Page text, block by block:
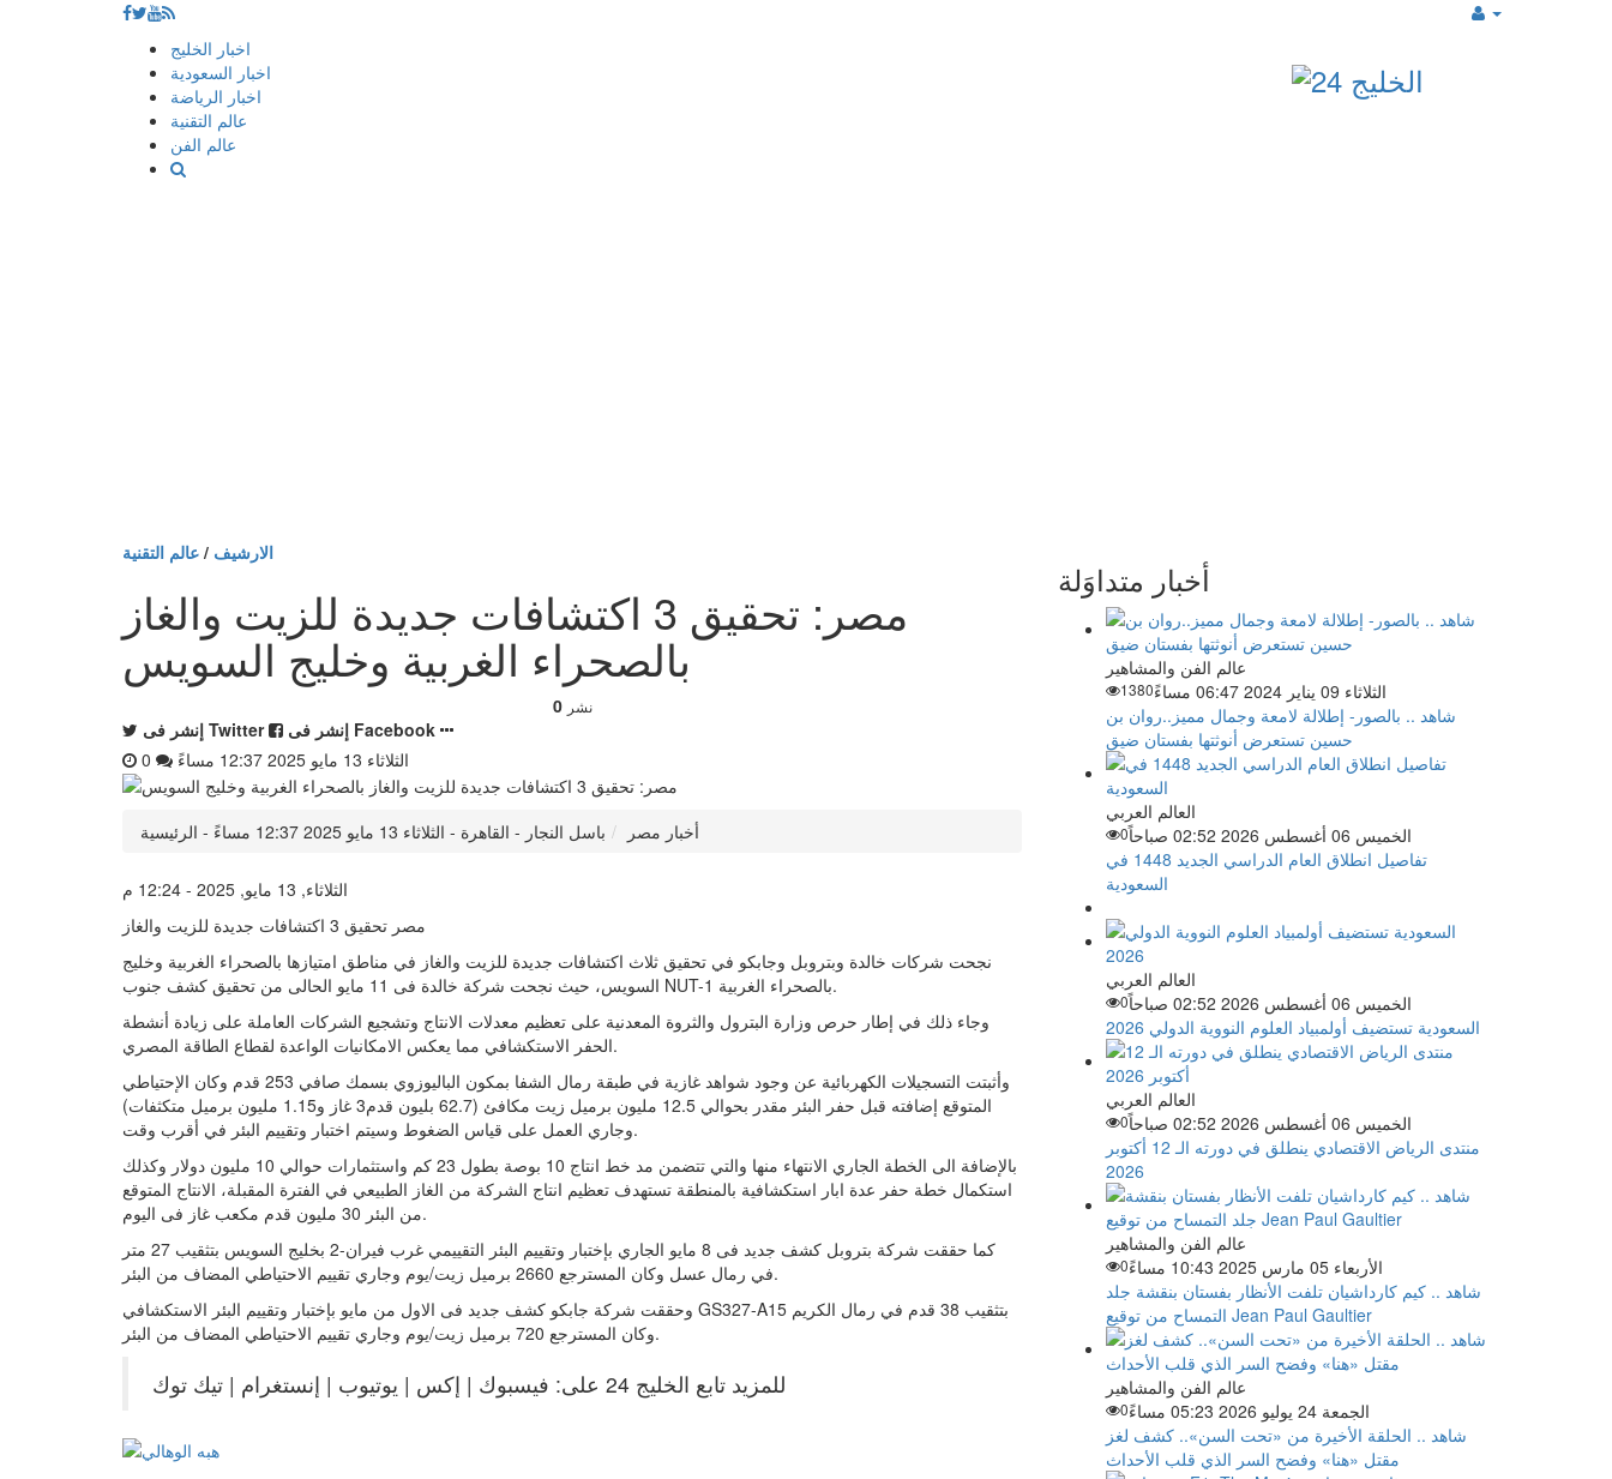
إذهب
المحتوى
اخبار الخليج
اخبار السعودية
اخبار الرياضة
عالم التقنية
عالم الفن
الارشيف / عالم التقنية
مصر: تحقيق 3 اكتشافات جديدة للزيت والغاز
بالصحراء الغربية وخليج السويس
0 نشر
إنشر فى Twitter
إنشر فى Facebook
الثلاثاء 13 مايو 2025 12:37 مساءً
باسل النجار - القاهرة - الثلاثاء 13 مايو 2025 12:37 مساءً - الرئيسية أخبار مصر
الثلاثاء, 13 مايو, 2025 - 12:24 م
مصر تحقيق 3 اكتشافات جديدة للزيت والغاز
نجحت شركات خالدة وبتروبل وجابكو في تحقيق ثلاث اكتشافات جديدة للزيت والغاز في مناطق امتيازها بالصحراء الغربية وخليج
السويس، حيث نجحت شركة خالدة فى 11 مايو الحالى من تحقيق كشف جنوب NUT-1 بالصحراء الغربية.
وجاء ذلك في إطار حرص وزارة البترول والثروة المعدنية على تعظيم معدلات الانتاج وتشجيع الشركات العاملة على زيادة أنشطة
الحفر الاستكشافي مما يعكس الامكانيات الواعدة لقطاع الطاقة المصري.
وأثبتت التسجيلات الكهربائية عن وجود شواهد غازية في طبقة رمال الشفا بمكون الباليوزوي بسمك صافي 253 قدم وكان الإحتياطي
المتوقع إضافته قبل حفر البئر مقدر بحوالي 12.5 مليون برميل زيت مكافئ (62.7 بليون قدم3 غاز و1.15 مليون برميل متكثفات)
وجاري العمل على قياس الضغوط وسيتم اختبار وتقييم البئر في أقرب وقت.
بالإضافة الى الخطة الجاري الانتهاء منها والتي تتضمن مد خط انتاج 10 بوصة بطول 23 كم واستثمارات حوالي 10 مليون دولار وكذلك
استكمال خطة حفر عدة ابار استكشافية بالمنطقة تستهدف تعظيم انتاج الشركة من الغاز الطبيعي في الفترة المقبلة، الانتاج المتوقع
من البئر 30 مليون قدم مكعب غاز فى اليوم.
كما حققت شركة بتروبل كشف جديد فى 8 مايو الجاري بإختبار وتقييم البئر التقييمي غرب فيران-2 بخليج السويس بتثقيب 27 متر
في رمال عسل وكان المسترجع 2660 برميل زيت/يوم وجاري تقييم الاحتياطي المضاف من البئر.
وحققت شركة جابكو كشف جديد فى الاول من مايو بإختبار وتقييم البئر الاستكشافي GS327-A15 بتثقيب 38 قدم في رمال الكريم
وكان المسترجع 720 برميل زيت/يوم وجاري تقييم الاحتياطي المضاف من البئر.
للمزيد تابع الخليج 24 على: فيسبوك | إكس | يوتيوب | إنستغرام | تيك توك
أخبار متداوَلة
عالم الفن والمشاهير
الثلاثاء 09 يناير 2024 06:47 مساءً
1380
شاهد .. بالصور- إطلالة لامعة وجمال مميز..روان بن
حسين تستعرض أنوثتها بفستان ضيق
العالم العربي
الخميس 06 أغسطس 2026 02:52 صباحاً
0
تفاصيل انطلاق العام الدراسي الجديد 1448 في
السعودية
العالم العربي
الخميس 06 أغسطس 2026 02:52 صباحاً
0
السعودية تستضيف أولمبياد العلوم النووية الدولي 2026
العالم العربي
الخميس 06 أغسطس 2026 02:52 صباحاً
0
منتدى الرياض الاقتصادي ينطلق في دورته الـ 12 أكتوبر
2026
عالم الفن والمشاهير
الأربعاء 05 مارس 2025 10:43 مساءً
0
شاهد .. كيم كارداشيان تلفت الأنظار بفستان بنقشة جلد
التمساح من توقيع Jean Paul Gaultier
عالم الفن والمشاهير
الجمعة 24 يوليو 2026 05:23 مساءً
0
شاهد .. الحلقة الأخيرة من «تحت السن».. كشف لغز
مقتل «هنا» وفضح السر الذي قلب الأحداث